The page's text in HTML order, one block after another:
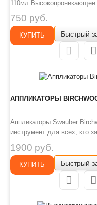
110мл
применяется для очистки
загрязнений, жира,
Масло способно
растворять нагары и уда..
750 руб.
КУПИТЬ Быстрый
АППЛИКАТОРЫ
Аппликаторы Swauber
инструмент для всех, кто
оружием. Они позволяют
оружие различными
очистители, масла и
Аппликаторы имеют ..
1900 руб.
КУПИТЬ Быстрый